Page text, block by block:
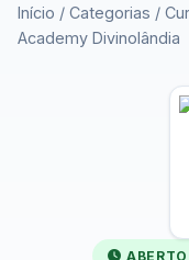
Início / Categorias /
Academy Divinolândia